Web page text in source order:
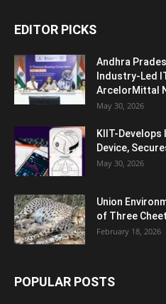
EDITOR PICKS
Andhra
Industry-Led
ArcelorMittal
May 30, 2026
KIIT-
Device,
May 30, 2026
Union
of Three
February 18, 2026
POPULAR POSTS